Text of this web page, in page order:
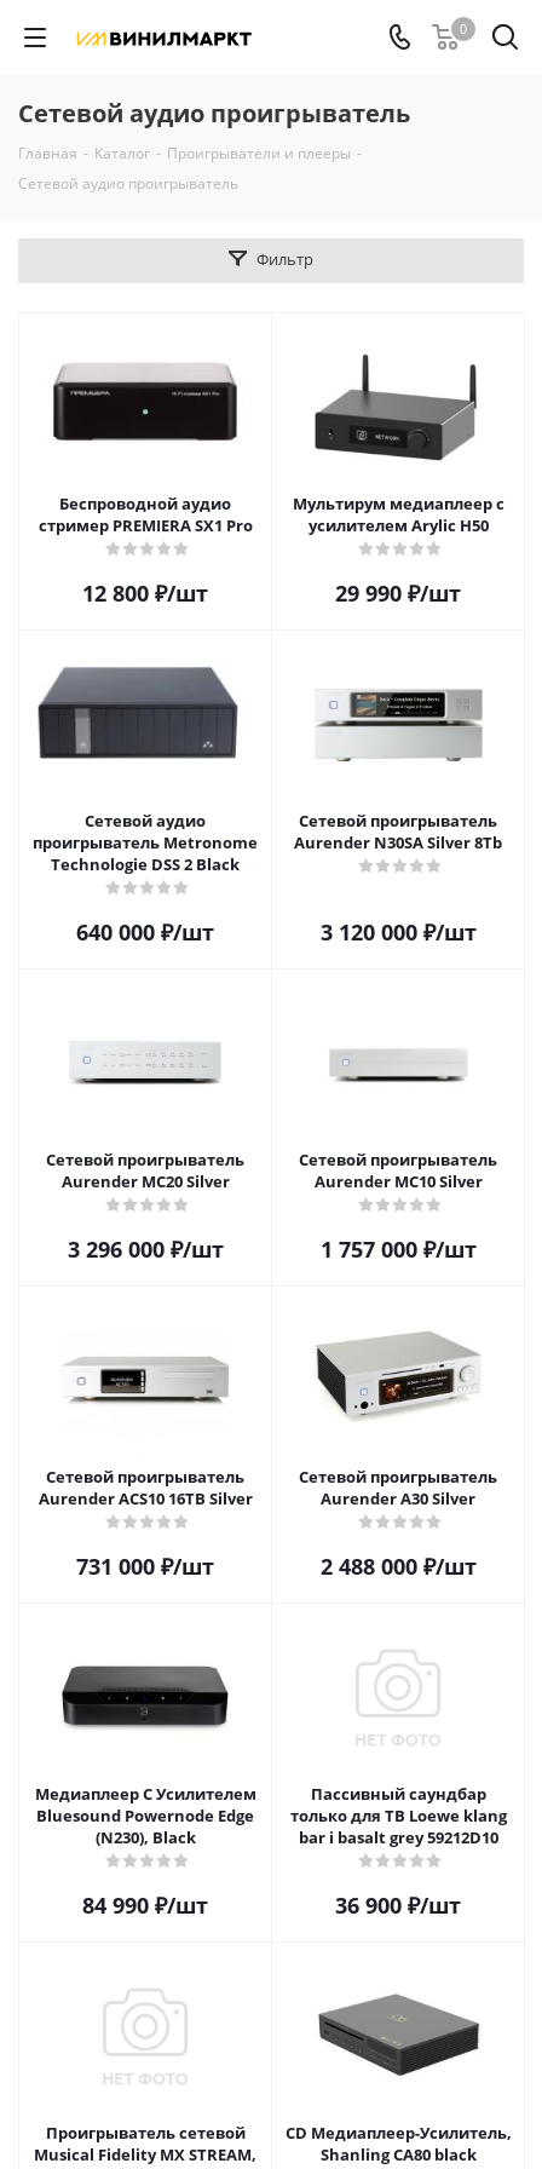
0
Сетевой аудио проигрыватель
Главная - Каталог - Проигрыватели и плееры -
Сетевой аудио проигрыватель
Фильтр
Беспроводной аудио
стример PREMIERA SX1 Pro
12 800 ₽/шт
Мультирум медиаплеер с
усилителем Arylic H50
29 990 ₽/шт
Сетевой аудио
проигрыватель Metronome
Technologie DSS 2 Black
640 000 ₽/шт
Сетевой проигрыватель
Aurender N30SA Silver 8Tb
3 120 000₽/шт
Сетевой проигрыватель
Aurender MC20 Silver
3 296 000₽/шт
Сетевой проигрыватель
Aurender MC10 Silver
1 757 000₽/шт
Сетевой проигрыватель
Aurender ACS10 16TB Silver
731 000 ₽/шт
Сетевой проигрыватель
Aurender A30 Silver
2 488 000₽/шт
Медиаплеер С Усилителем
Bluesound Powernode Edge
(N230), Black
84 990 ₽/шт
Пассивный саундбар
только для ТВ Loewe klang
bar i basalt grey 59212D10
36 900 ₽/шт
Проигрыватель сетевой
Musical Fidelity MX STREAM,
CD Медиаплеер-Усилитель,
Shanling CA80 black